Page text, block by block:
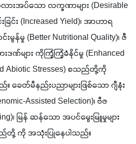
းအပ်သော လက္ခဏာများ (Desirable
င်း (Increased Yield)၊ အာဟာရ
မှု (Better Nutritional Quality)၊ ဇီ
ဏ်များ ကိုကြံ့ကြံ့ခံနိုင်မှု (Enhanced
Abiotic Stresses) စသည်တို့ကို
ခေတ်မီနည်းပညာများဖြစ်သော ဂျီနုံး
Assisted Selection)၊ ဗီဇ
၊ မြန် ဆန်သော အပင်မွေးမြူမှုများ
ည်တို့ ကို အသုံးပြုနေပါသည်။